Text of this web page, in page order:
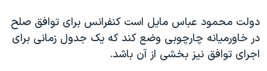
گالری عکس
آرشیو پخش زنده
ورزش زنان در ایران
اعتراضات زن، زندگی، آزادی
مجموعه مستندهای دادخواهی
دولت محمود عباس مايل است کنفرانس برای توافق صلح
در خاورميانه چارچوبی وضع کند که يک جدول زمانی برای
اجرای توافق نيز بخشی از آن باشد.